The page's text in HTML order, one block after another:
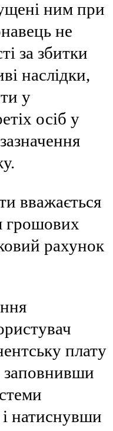
ним при
не
за збитки
наслідки,
у
осіб у
вважається
грошових
рахунок
плату
заповнивши
натиснувши